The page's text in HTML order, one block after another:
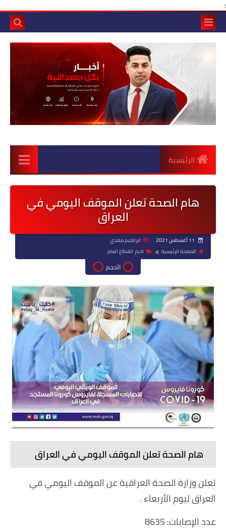
:
الرئيسية
هام الصحة تعلن الموقف اليومي في
العراق
ابراهيم مهدي
الصفحة الرئيسية
اخبار القطاع العام
الحجم
هام الصحة تعلن الموقف اليومي في العراق
تعلن وزارة الصحة العراقية عن الموقف اليومي في
العراق ليوم الأربعاء .
عدد الإصابات: 8635